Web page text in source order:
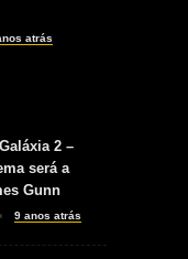
atrás
2 –
será a
Gunn
9 anos atrás